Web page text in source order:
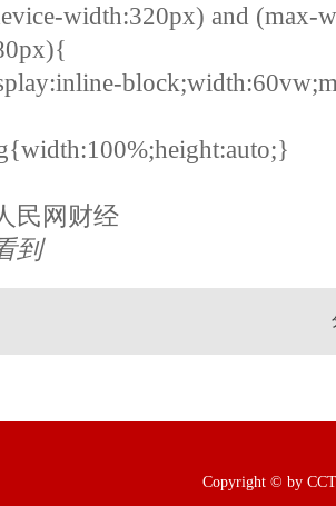
width:320px) and (max-
民网财经
到
Copyright © by